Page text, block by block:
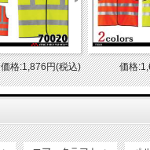
価格:1,876円(税込) 価格